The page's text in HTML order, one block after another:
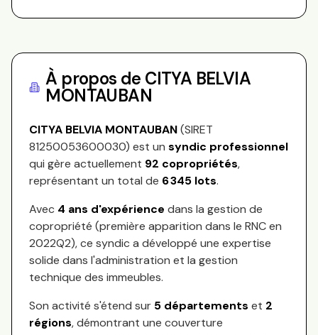
À propos de CITYA BELVIA
MONTAUBAN
CITYA BELVIA MONTAUBAN(SIRET
81250053600030) est un syndic professionnel
qui gère actuellement 92 copropriétés,
représentant un total de 6 345 lots.
Avec 4 ans d'expérience dans la gestion de
copropriété (première apparition dans le RNC en
2022Q2), ce syndic a développé une expertise
solide dans l'administration et la gestion
technique des immeubles.
Son activité s'étend sur 5 départements et 2
régions, démontrant une couverture